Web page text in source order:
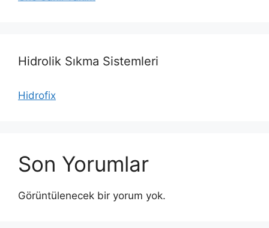
Hidrolik Sıkma Sistemleri
Hidrofix
Son Yorumlar
Görüntülenecek bir yorum yok.